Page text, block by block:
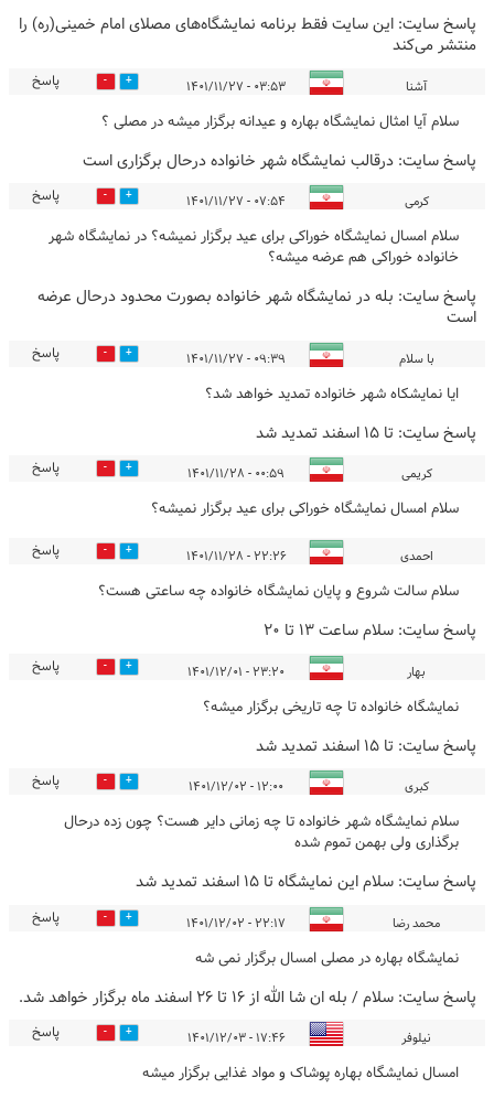
پاسخ سایت: این سایت فقط برنامه نمایشگاه‌های مصلای امام خمینی(ره) را
منتشر می‌کند
آشنا ۰۳:۵۳ - ۱۴۰۱/۱۱/۲۷ 0 پاسخ
سلام آیا امثال نمایشگاه بهاره و عیدانه برگزار میشه در مصلی ؟
پاسخ سایت: درقالب نمایشگاه شهر خانواده درحال برگزاری است
کرمی ۰۷:۵۴ - ۱۴۰۱/۱۱/۲۷ پاسخ
سلام امسال نمایشگاه خوراکی برای عید برگزار نمیشه؟ در نمایشگاه شهر
خانواده خوراکی هم عرضه میشه؟
پاسخ سایت: بله در نمایشگاه شهر خانواده بصورت محدود درحال عرضه
است
با سلام ۰۹:۳۹ - ۱۴۰۱/۱۱/۲۷ پاسخ
ایا نمایشکاه شهر خانواده تمدید خواهد شد؟
پاسخ سایت: تا 15 اسفند تمدید شد
کریمی ۰۰:۵۹ - ۱۴۰۱/۱۱/۲۸ پاسخ
سلام امسال نمایشگاه خوراکی برای عید برگزار نمیشه؟
احمدی ۲۲:۲۶ - ۱۴۰۱/۱۱/۲۸ پاسخ
سلام سالت شروع و پایان نمایشگاه خانواده چه ساعتی هست؟
پاسخ سایت: سلام ساعت 13 تا 20
بهار ۲۳:۲۰ - ۱۴۰۱/۱۲/۰۱ 0 پاسخ
نمایشگاه خانواده تا چه تاریخی برگزار میشه؟
پاسخ سایت: تا 15 اسفند تمدید شد
کبری ۱۲:۰۰ - ۱۴۰۱/۱۲/۰۲ 0 پاسخ
سلام نمایشگاه شهر خانواده تا چه زمانی دایر هست؟ چون زده درحال
برگذاری ولی بهمن تموم شده
پاسخ سایت: سلام این نمایشگاه تا 15 اسفند تمدید شد
محمد رضا ۲۲:۱۷ - ۱۴۰۱/۱۲/۰۲ 0 پاسخ
نمایشگاه بهاره در مصلی امسال برگزار نمی شه
پاسخ سایت: سلام / بله ان شا الله از 16 تا 26 اسفند ماه برگزار خواهد شد.
نیلوفر ۱۷:۴۶ - ۱۴۰۱/۱۲/۰۳ 0 پاسخ
امسال نمایشگاه بهاره پوشاک و مواد غذایی برگزار میشه